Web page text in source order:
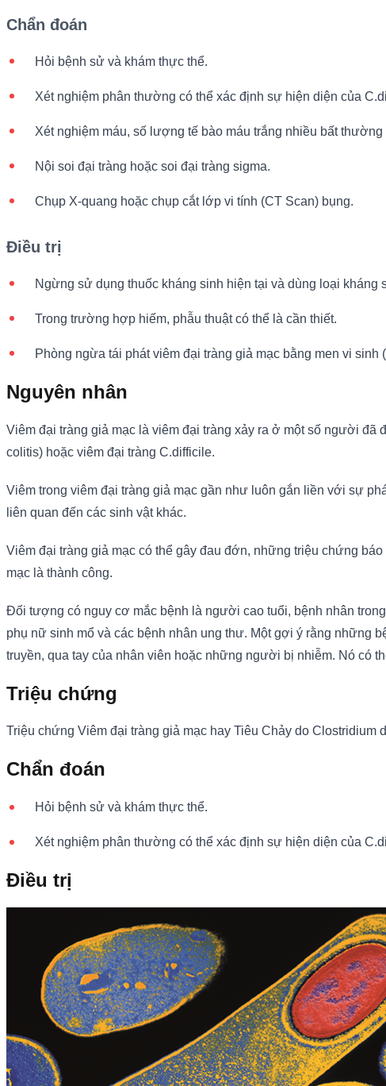
Chẩn đoán
Hỏi bệnh sử và khám thực thể.
Xét nghiệm phân thường có thể xác định sự hiện diện của
Xét nghiệm máu, số lượng tế bào máu trắng nhiều bất
Nội soi đại tràng hoặc soi đại tràng sigma.
Chụp X-quang hoặc chụp cắt lớp vi tính (CT Scan) bụng.
Điều trị
Ngừng sử dụng thuốc kháng sinh hiện tại và dùng loại
Trong trường hợp hiếm, phẫu thuật có thể là cần thiết.
Phòng ngừa tái phát viêm đại tràng giả mạc bằng men vi sinh
Nguyên nhân
Viêm đại tràng giả mạc là viêm đại tràng xảy ra ở một số người
colitis) hoặc viêm đại tràng C.difficile.
Viêm trong viêm đại tràng giả mạc gần như luôn gắn liền với sự
liên quan đến các sinh vật khác.
Viêm đại tràng giả mạc có thể gây đau đớn, những triệu chứng
mạc là thành công.
Đối tượng có nguy cơ mắc bệnh là người cao tuổi, bệnh nhân
phụ nữ sinh mổ và các bệnh nhân ung thư. Một gợi ý rằng những
truyền, qua tay của nhân viên hoặc những người bị nhiễm. Nó có
Triệu chứng
Triệu chứng Viêm đại tràng giả mạc hay Tiêu Chảy do Clostridium
Chẩn đoán
Hỏi bệnh sử và khám thực thể.
Xét nghiệm phân thường có thể xác định sự hiện diện của
Điều trị